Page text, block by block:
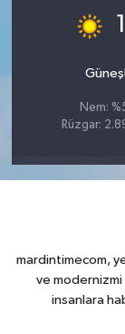
Nem:
Rüzgar:
mardintimecom,
ve modernizmi
insanlara